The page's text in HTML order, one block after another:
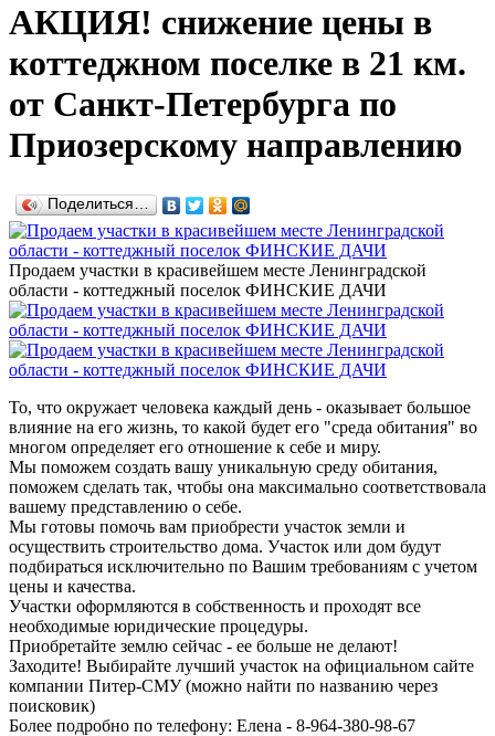
АКЦИЯ! снижение цены в
коттеджном поселке в 21 км.
от Санкт-Петербурга по
Приозерскому направлению
Поделиться…
Продаем участки в красивейшем месте Ленинградской
области - коттеджный поселок ФИНСКИЕ ДАЧИ
То, что окружает человека каждый день - оказывает большое
влияние на его жизнь, то какой будет его "среда обитания" во
многом определяет его отношение к себе и миру.
Мы поможем создать вашу уникальную среду обитания,
поможем сделать так, чтобы она максимально соответствовала
вашему представлению о себе.
Мы готовы помочь вам приобрести участок земли и
осуществить строительство дома. Участок или дом будут
подбираться исключительно по Вашим требованиям с учетом
цены и качества.
Участки оформляются в собственность и проходят все
необходимые юридические процедуры.
Приобретайте землю сейчас - ее больше не делают!
Заходите! Выбирайте лучший участок на официальном сайте
компании Питер-СМУ (можно найти по названию через
поисковик)
Более подробно по телефону: Елена - 8-964-380-98-67